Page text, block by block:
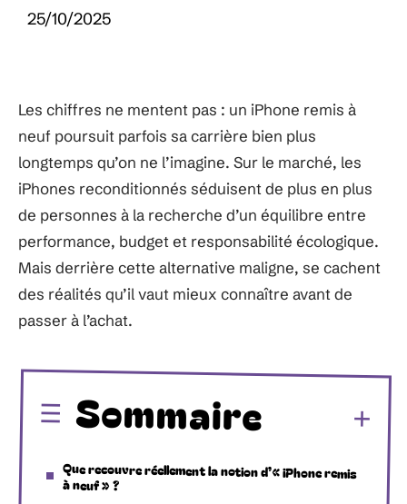
25/10/2025
Les chiffres ne mentent pas : un iPhone remis à
neuf poursuit parfois sa carrière bien plus
longtemps qu’on ne l’imagine. Sur le marché, les
iPhones reconditionnés séduisent de plus en plus
de personnes à la recherche d’un équilibre entre
performance, budget et responsabilité écologique.
Mais derrière cette alternative maligne, se cachent
des réalités qu’il vaut mieux connaître avant de
passer à l’achat.
Sommaire
Que recouvre réellement la notion d’« iPhone remis
à neuf » ?